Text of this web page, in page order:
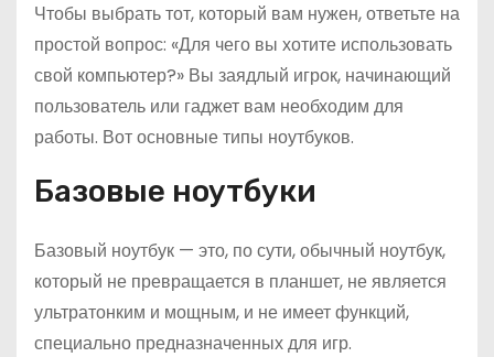
Чтобы выбрать тот, который вам нужен, ответьте на
простой вопрос: «Для чего вы хотите использовать
свой компьютер?» Вы заядлый игрок, начинающий
пользователь или гаджет вам необходим для
работы. Вот основные типы ноутбуков.
Базовые ноутбуки
Базовый ноутбук — это, по сути, обычный ноутбук,
который не превращается в планшет, не является
ультратонким и мощным, и не имеет функций,
специально предназначенных для игр.